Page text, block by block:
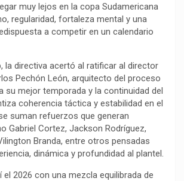
muy lejos en la copa Sudamericana
regularidad, fortaleza mental y una
a competir en un calendario
la directiva acertó al ratificar al director
Pechón León, arquitecto del proceso
su mejor temporada y la continuidad del
coherencia táctica y estabilidad en el
suman refuerzos que generan
Gabriel Cortez, Jackson Rodríguez,
Branda, entre otros pensadas
dinámica y profundidad al plantel.
el 2026 con una mezcla equilibrada de